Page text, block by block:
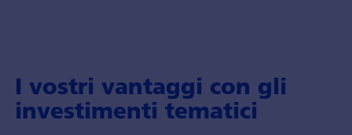
I vostri vantaggi con gli
investimenti tematici